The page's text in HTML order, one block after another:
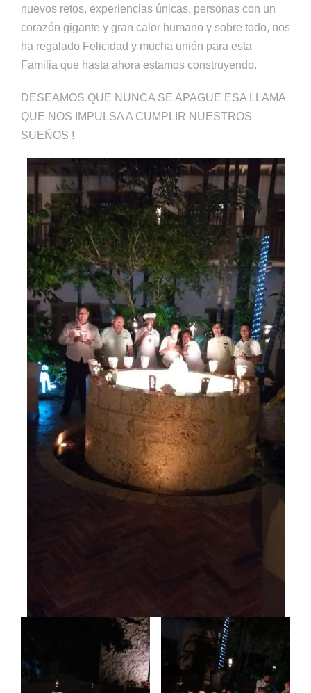
nuevos retos, experiencias únicas, personas con un
corazón gigante y gran calor humano y sobre todo, nos
ha regalado Felicidad y mucha unión para esta
Familia que hasta ahora estamos construyendo.
DESEAMOS QUE NUNCA SE APAGUE ESA LLAMA
QUE NOS IMPULSA A CUMPLIR NUESTROS
SUEÑOS !